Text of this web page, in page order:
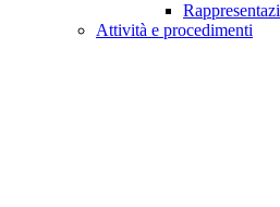
Attività e procedimenti